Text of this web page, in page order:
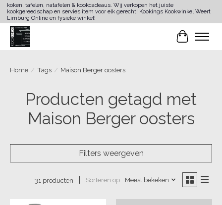
koken, tafelen, natafelen & kookcadeaus. Wij verkopen het juiste
kookgereedschap en servies item voor elk gerecht! Kookings Kookwinkel Weert
Limburg Online en fysieke winkel!
Home / Tags / Maison Berger oosters
Producten getagd met
Maison Berger oosters
Filters weergeven
31 producten Sorteren op Meest bekeken